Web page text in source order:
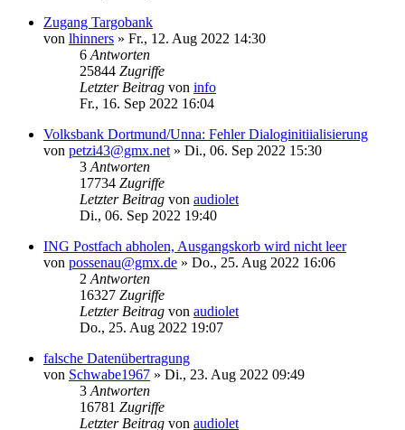
Zugang Targobank
von lhinners » Fr., 12. Aug 2022 14:30
6 Antworten
25844 Zugriffe
Letzter Beitrag von info
Fr., 16. Sep 2022 16:04
Volksbank Dortmund/Unna: Fehler Dialoginitiialisierung
von petzi43@gmx.net » Di., 06. Sep 2022 15:30
3 Antworten
17734 Zugriffe
Letzter Beitrag von audiolet
Di., 06. Sep 2022 19:40
ING Postfach abholen, Ausgangskorb wird nicht leer
von possenau@gmx.de » Do., 25. Aug 2022 16:06
2 Antworten
16327 Zugriffe
Letzter Beitrag von audiolet
Do., 25. Aug 2022 19:07
falsche Datenübertragung
von Schwabe1967 » Di., 23. Aug 2022 09:49
3 Antworten
16781 Zugriffe
Letzter Beitrag von audiolet